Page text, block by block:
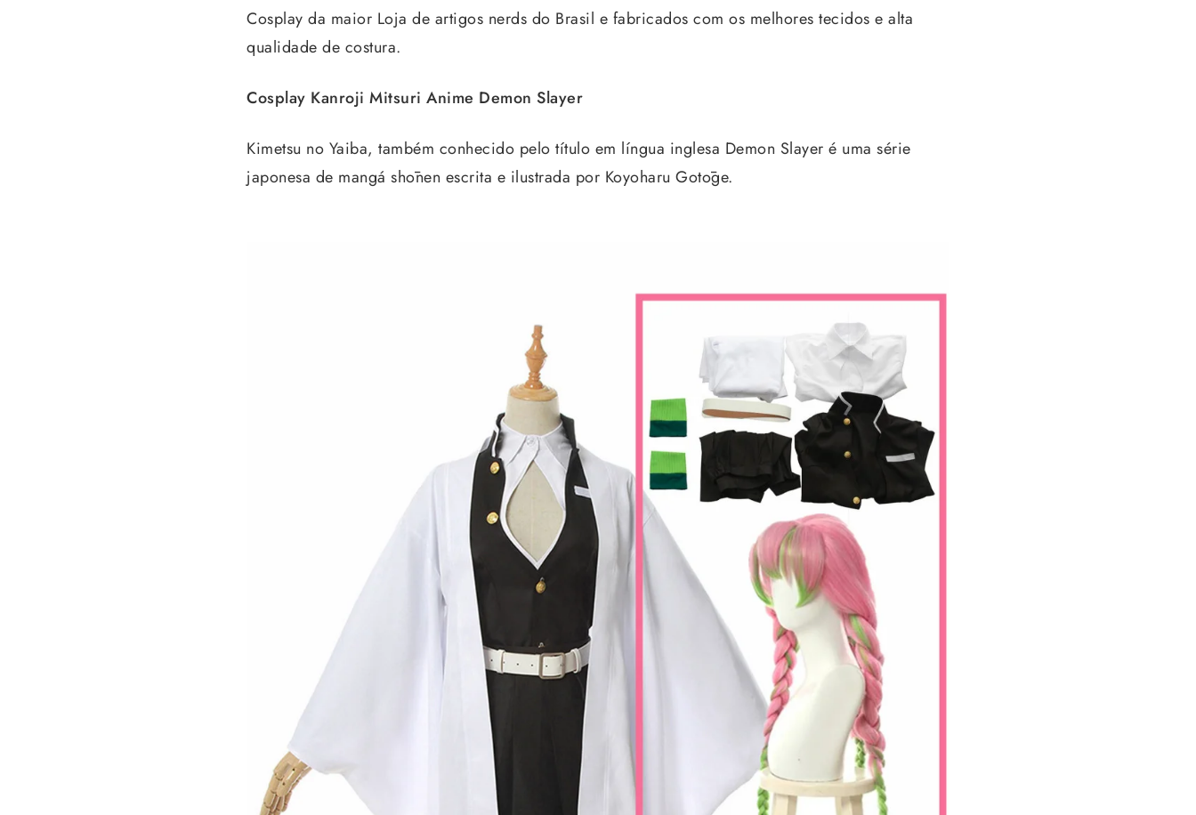
Cosplay da maior Loja de artigos nerds do Brasil e fabricados com os melhores tecidos e alta
qualidade de costura.
Cosplay Kanroji Mitsuri Anime Demon Slayer
Kimetsu no Yaiba, também conhecido pelo título em língua inglesa Demon Slayer é uma série
japonesa de mangá shōnen escrita e ilustrada por Koyoharu Gotōge.